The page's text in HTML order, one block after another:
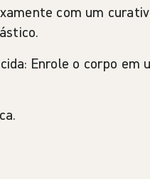
com um
Enrole o corpo em